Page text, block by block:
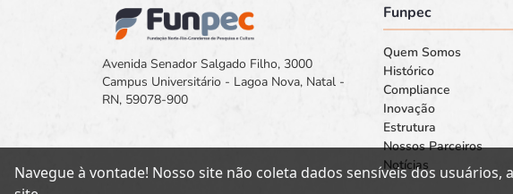
Avenida Senador Salgado Filho, 3000
Campus Universitário - Lagoa Nova, Natal -
RN, 59078-900
Funpec
Quem Somos
Histórico
Compliance
Inovação
Estrutura
Nossos Parceiros
Notícias
Navegue à vontade! Nosso site não coleta dados sensíveis dos